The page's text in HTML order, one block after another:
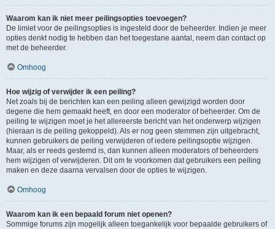
Waarom kan ik niet meer peilingsopties toevoegen?
De limiet voor de peilingsopties is ingesteld door de beheerder. Indien je meer
opties denkt nodig te hebben dan het toegestane aantal, neem dan contact op
met de beheerder.
Omhoog
Hoe wijzig of verwijder ik een peiling?
Net zoals bij de berichten kan een peiling alleen gewijzigd worden door
degene die hem gemaakt heeft, en door een moderator of beheerder. Om de
peiling te wijzigen moet je het allereerste bericht van het onderwerp wijzigen
(hieraan is de peiling gekoppeld). Als er nog geen stemmen zijn uitgebracht,
kunnen gebruikers de peiling verwijderen of iedere peilingsoptie wijzigen.
Maar, als er reeds gestemd is, dan kunnen alleen moderators of beheerders
hem wijzigen of verwijderen. Dit om te voorkomen dat gebruikers een peiling
maken en deze daarna vervalsen door de opties te wijzigen.
Omhoog
Waarom kan ik een bepaald forum niet openen?
Sommige forums zijn mogelijk alleen toegankelijk voor bepaalde gebruikers of